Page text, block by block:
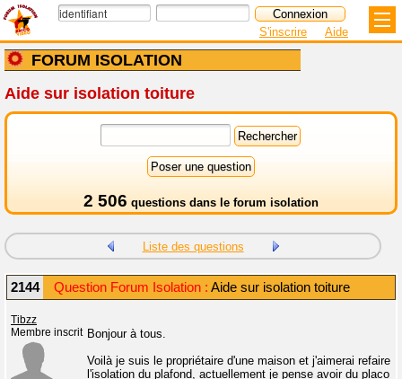
FORUM ISOLATION
S'inscrire Aide
Aide sur isolation toiture
2 506 questions dans le forum isolation
Liste des questions
2144 Question Forum Isolation : Aide sur isolation toiture
Tibzz
Membre inscrit Bonjour à tous.
Voilà je suis le propriétaire d'une maison et j'aimerai refaire
l'isolation du plafond, actuellement je pense avoir du placo